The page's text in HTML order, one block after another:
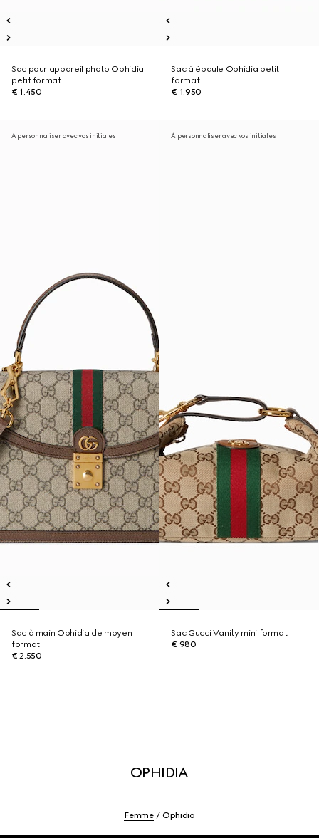
Sac pour appareil photo Ophidia
petit format
€ 1.450
Sac à épaule Ophidia petit
format
€ 1.950
À personnaliser avec vos initiales
Sac à main Ophidia de moyen
format
€ 2.550
À personnaliser avec vos initiales
Sac Gucci Vanity mini format
€ 980
OPHIDIA
Femme Ophidia